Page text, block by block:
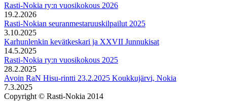
Rasti-Nokia ry:n vuosikokous 2026
19.2.2026
Rasti-Nokian seuranmestaruuskilpailut 2025
3.10.2025
Karhunlenkin kevätkeskari ja XXVII Junnukisat
14.5.2025
Rasti-Nokia ry:n vuosikokous 2025
28.2.2025
Avoin RaN Hisu-rintti 23.2.2025 Koukkujärvi, Nokia
7.3.2025
Copyright © Rasti-Nokia 2014